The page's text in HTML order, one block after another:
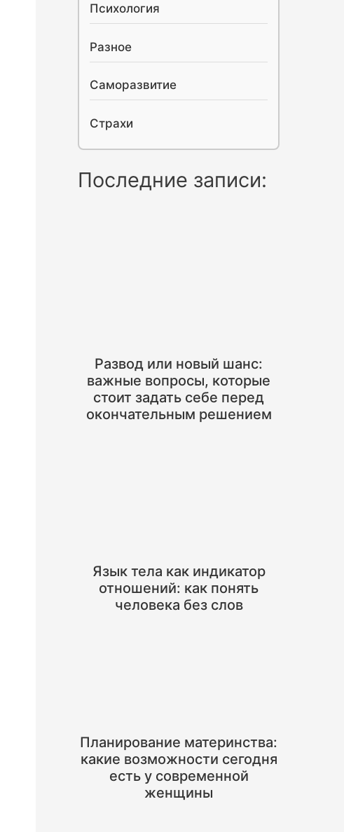
Психология
Разное
Саморазвитие
Страхи
Последние записи:
Развод или новый шанс:
важные вопросы, которые
стоит задать себе перед
окончательным решением
Язык тела как индикатор
отношений: как понять
человека без слов
Планирование материнства:
какие возможности сегодня
есть у современной
женщины